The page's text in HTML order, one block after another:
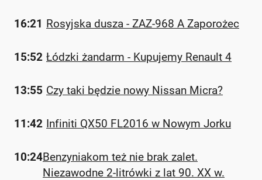
16:21 Rosyjska dusza - ZAZ-968 A Zaporożec
15:52 Łódzki żandarm - Kupujemy Renault 4
13:55 Czy taki będzie nowy Nissan Micra?
11:42 Infiniti QX50 FL2016 w Nowym Jorku
10:24Benzyniakom też nie brak zalet.
Niezawodne 2-litrówki z lat 90. XX w.